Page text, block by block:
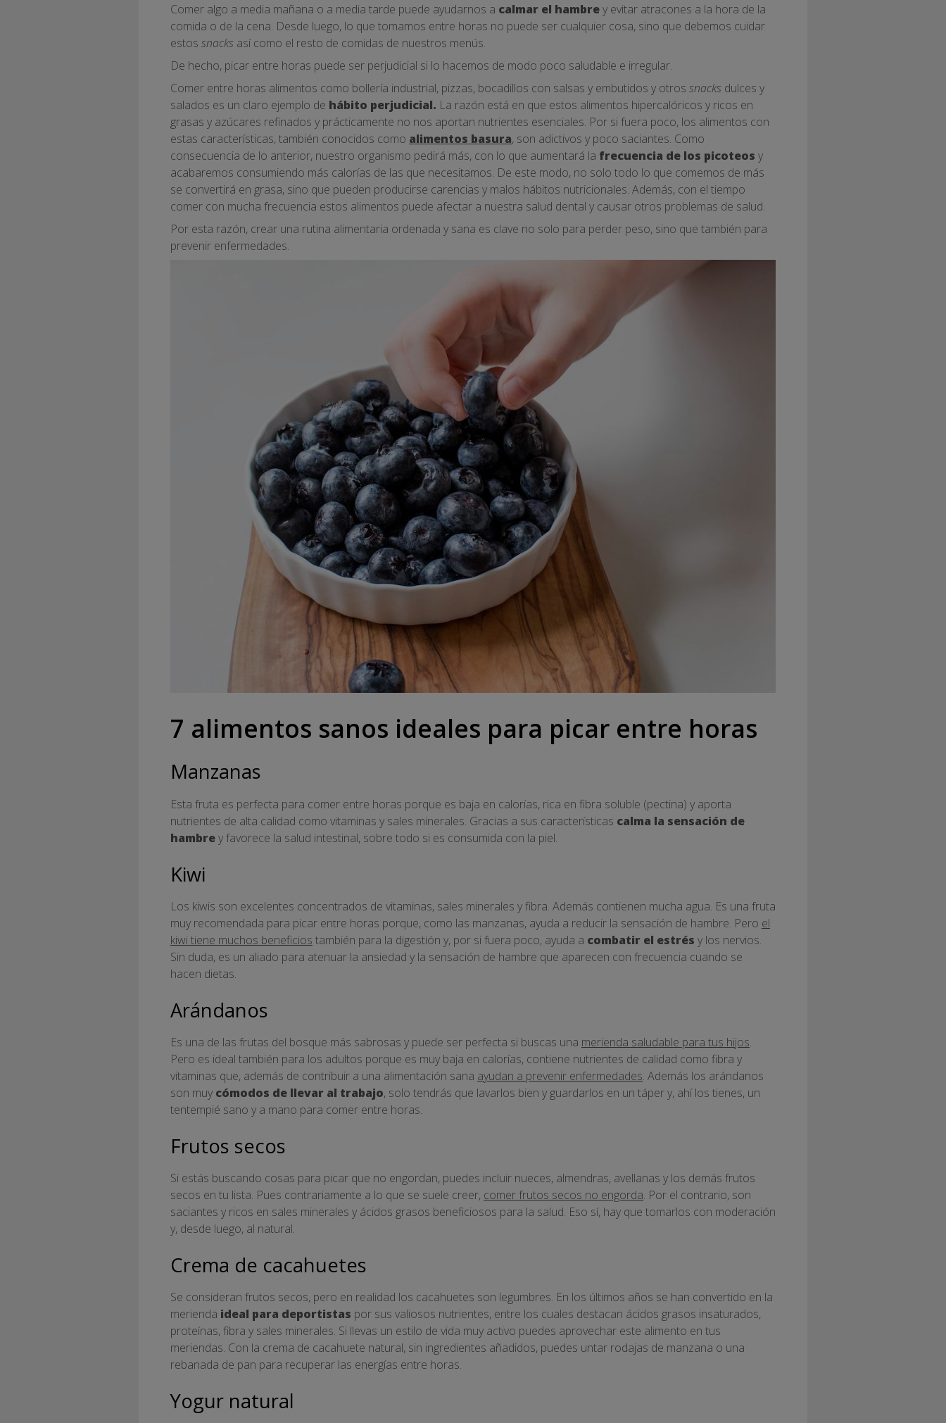
Comer algo a media mañana o a media tarde puede ayudarnos a calmar el hambrey evitar atracones a la hora de la
comida o de la cena. Desde luego, lo que tomamos entre horas no puede ser cualquier cosa, sino que debemos cuidar
estos snacks así como el resto de comidas de nuestros menús.
De hecho, picar entre horas puede ser perjudicial si lo hacemos de modo poco saludable e irregular.
Comer entre horas alimentos como bollería industrial, pizzas, bocadillos con salsas y embutidos y otros snacks dulces y
salados es un claro ejemplo de hábito perjudicial. La razón está en que estos alimentos hipercalóricos y ricos en
grasas y azúcares refinados y prácticamente no nos aportan nutrientes esenciales. Por si fuera poco, los alimentos con
estas características, también conocidos como alimentos basura, son adictivos y poco saciantes. Como
consecuencia de lo anterior, nuestro organismo pedirá más, con lo que aumentará la frecuencia de los picoteos y
acabaremos consumiendo más calorías de las que necesitamos. De este modo, no solo todo lo que comemos de más
se convertirá en grasa, sino que pueden producirse carencias y malos hábitos nutricionales. Además, con el tiempo
comer con mucha frecuencia estos alimentos puede afectar a nuestra salud dental y causar otros problemas de salud.
Por esta razón, crear una rutina alimentaria ordenada y sana es clave no solo para perder peso, sino que también para
prevenir enfermedades.
7 alimentos sanos ideales para picar entre horas
Manzanas
Esta fruta es perfecta para comer entre horas porque es baja en calorías, rica en fibra soluble (pectina) y aporta
nutrientes de alta calidad como vitaminas y sales minerales. Gracias a sus características calma la sensación de
hambrey favorece la salud intestinal, sobre todo si es consumida con la piel.
Kiwi
Los kiwis son excelentes concentrados de vitaminas, sales minerales y fibra. Además contienen mucha agua. Es una fruta
muy recomendada para picar entre horas porque, como las manzanas, ayuda a reducir la sensación de hambre. Pero el
kiwi tiene muchos beneficios también para la digestión y, por si fuera poco, ayuda a combatir el estrés y los nervios.
Sin duda, es un aliado para atenuar la ansiedad y la sensación de hambre que aparecen con frecuencia cuando se
hacen dietas.
Arándanos
Es una de las frutas del bosque más sabrosas y puede ser perfecta si buscas una merienda saludable para tus hijos.
Pero es ideal también para los adultos porque es muy baja en calorías, contiene nutrientes de calidad como fibra y
vitaminas que, además de contribuir a una alimentación sana ayudan a prevenir enfermedades. Además los arándanos
son muy cómodos de llevar al trabajo, solo tendrás que lavarlos bien y guardarlos en un táper y, ahí los tienes, un
tentempié sano y a mano para comer entre horas.
Frutos secos
Si estás buscando cosas para picar que no engordan, puedes incluir nueces, almendras, avellanas y los demás frutos
secos en tu lista. Pues contrariamente a lo que se suele creer, comer frutos secos no engorda. Por el contrario, son
saciantes y ricos en sales minerales y ácidos grasos beneficiosos para la salud. Eso sí, hay que tomarlos con moderación
y, desde luego, al natural.
Crema de cacahuetes
Se consideran frutos secos, pero en realidad los cacahuetes son legumbres. En los últimos años se han convertido en la
merienda ideal para deportistas por sus valiosos nutrientes, entre los cuales destacan ácidos grasos insaturados,
proteínas, fibra y sales minerales. Si llevas un estilo de vida muy activo puedes aprovechar este alimento en tus
meriendas. Con la crema de cacahuete natural, sin ingredientes añadidos, puedes untar rodajas de manzana o una
rebanada de pan para recuperar las energías entre horas.
Yogur natural